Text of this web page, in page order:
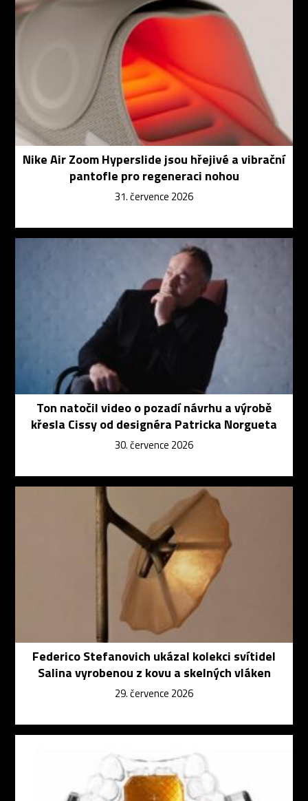
Nike Air Zoom Hyperslide jsou hřejivé a vibrační
pantofle pro regeneraci nohou
31. července 2026
Ton natočil video o pozadí návrhu a výrobě
křesla Cissy od designéra Patricka Norgueta
30. července 2026
Federico Stefanovich ukázal kolekci svítidel
Salina vyrobenou z kovu a skelných vláken
29. července 2026